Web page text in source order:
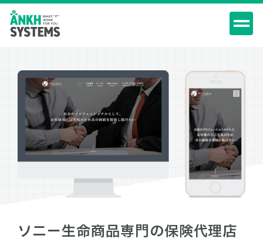
ソニー生命商品専門の保険代理店